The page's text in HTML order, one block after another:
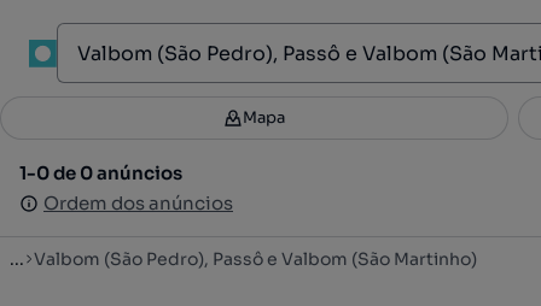
1
Filtros 2
1-0 de 0 anúncios
Ordem dos anúncios
Mapa
1-0 de 0 anúncios
Ordem dos anúncios
... Valbom (São Pedro), Passô e Valbom (São Martinho)